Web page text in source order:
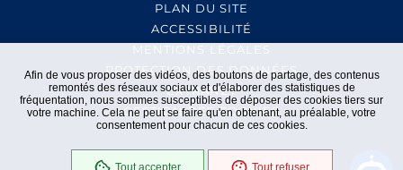
Afin de vous proposer des vidéos, des boutons de partage, des contenus
remontés des réseaux sociaux et d'élaborer des statistiques de
fréquentation, nous sommes susceptibles de déposer des cookies tiers sur
votre machine. Cela ne peut se faire qu'en obtenant, au préalable, votre
consentement pour chacun de ces cookies.
Tout accepter Tout refuser
PLAN DU SITE
ACCESSIBILITÉ
MENTIONS LÉGALES
PROTECTION DES DONNÉES
EXTRANET
GESTION DES COOKIES